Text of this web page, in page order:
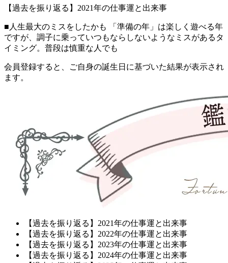
【過去を振り返る】2021年の仕事運と出来事
■人生最大のミスをしたかも 「準備の年」は楽しく遊べる年
ですが、調子に乗っていつもならしないようなミスがあるタ
イミング。普段は慎重な人でも
会員登録すると、ご自身の誕生日に基づいた結果が表示され
ます。
【過去を振り返る】2021年の仕事運と出来事
【過去を振り返る】2022年の仕事運と出来事
【過去を振り返る】2023年の仕事運と出来事
【過去を振り返る】2024年の仕事運と出来事